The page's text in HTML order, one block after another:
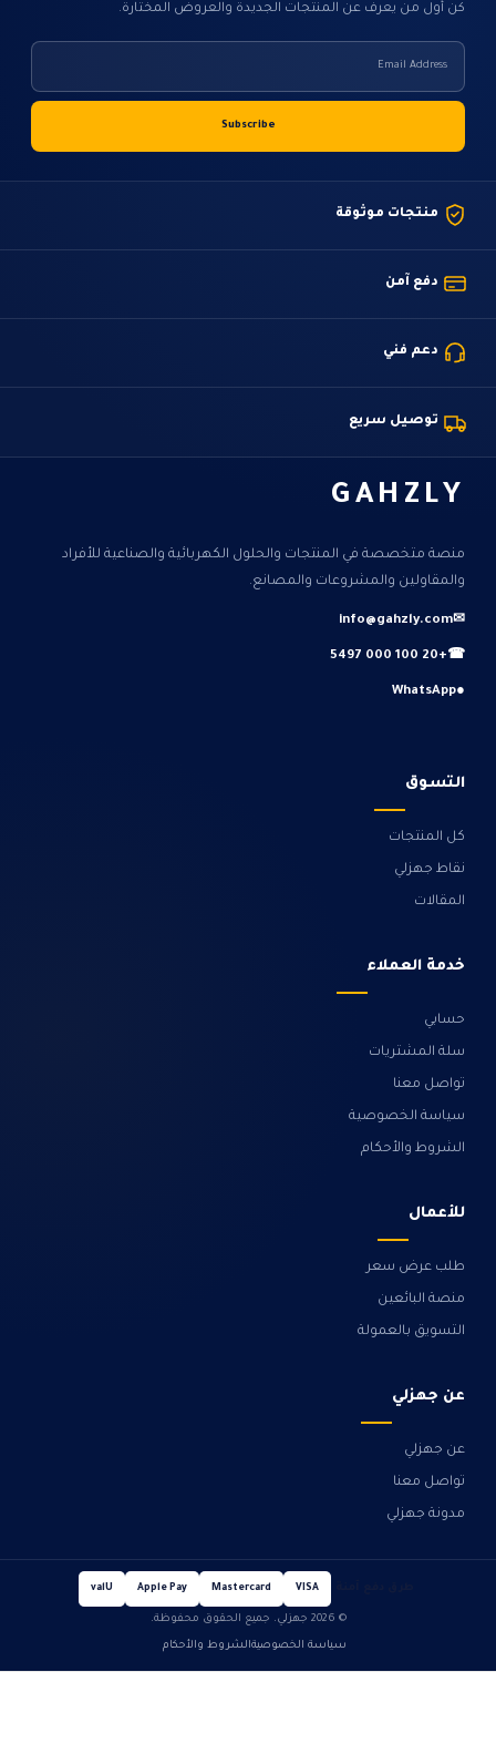
كن أول من يعرف عن المنتجات الجديدة والعروض المختارة.
منتجات موثوقة
دفع آمن
دعم فني
توصيل سريع
GAHZLY
منصة متخصصة في المنتجات والحلول الكهربائية والصناعية للأفراد
والمقاولين والمشروعات والمصانع.
✉
info@gahzly.com
☎
+20 100 000 5497
●
WhatsApp
التسوق
كل المنتجات
نقاط جهزلي
المقالات
خدمة العملاء
حسابي
سلة المشتريات
تواصل معنا
سياسة الخصوصية
الشروط والأحكام
للأعمال
طلب عرض سعر
منصة البائعين
التسويق بالعمولة
عن جهزلي
عن جهزلي
تواصل معنا
مدونة جهزلي
VISA
Mastercard
Apple Pay
valU
© 2026 جهزلي. جميع الحقوق محفوظة.
سياسة الخصوصيةالشروط والأحكام